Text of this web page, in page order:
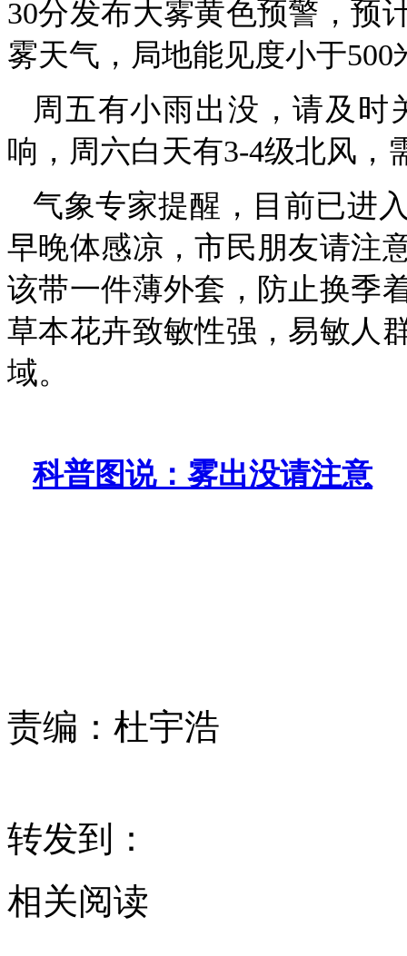
30分发布大雾黄色预警，预
雾天气，局地能见度小于
周五有小雨出没，请及时
响，周六白天有3-4级北风，
气象专家提醒，目前已进
早晚体感凉，市民朋友请注
该带一件薄外套，防止换季
草本花卉致敏性强，易敏人
域。
科普图说：雾出没请注意
责编： 杜宇浩
转发到：
相关阅读